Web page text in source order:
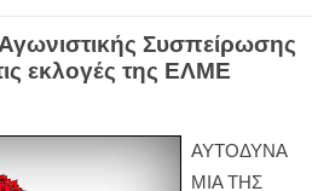
Συσπείρωσης
εκλογές της ΕΛΜΕ
ΑΥΤΟΔΥΝΑ
ΜΙΑ ΤΗΣ